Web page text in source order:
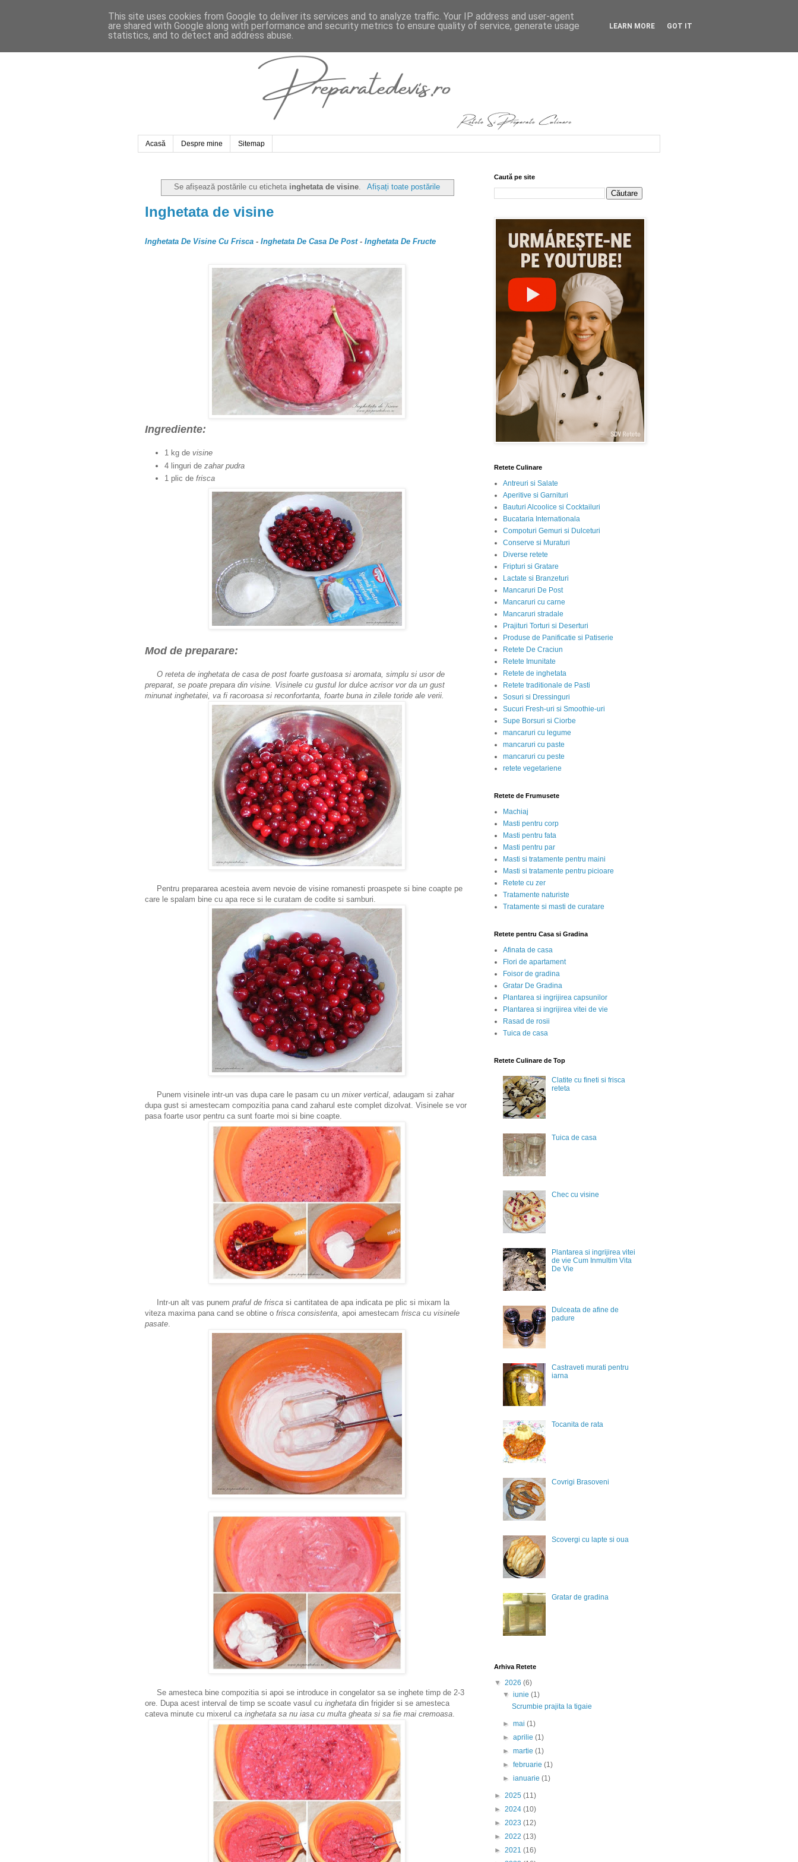
Acasă Despre mine Sitemap
Se afișează postările cu eticheta inghetata de visine. Afișați toate postările
Inghetata de visine
Inghetata De Visine Cu Frisca - Inghetata De Casa De Post- Inghetata De Fructe
Ingrediente:
1 kg de visine
4 linguri de zahar pudra
1 plic de frisca
Mod de preparare:
O reteta de inghetata de casa de post foarte gustoasa si aromata, simplu si usor de
preparat, se poate prepara din visine. Visinele cu gustul lor dulce acrisor vor da un gust
minunat inghetatei, va fi racoroasa si reconfortanta, foarte buna in zilele toride ale verii.
Pentru prepararea acesteia avem nevoie de visine romanesti proaspete si bine coapte pe
care le spalam bine cu apa rece si le curatam de codite si samburi.
Punem visinele intr-un vas dupa care le pasam cu un mixer vertical , adaugam si zahar
dupa gust si amestecam compozitia pana cand zaharul este complet dizolvat. Visinele se vor
pasa foarte usor pentru ca sunt foarte moi si bine coapte.
Intr-un alt vas punem praful de frisca si cantitatea de apa indicata pe plic si mixam la
viteza maxima pana cand se obtine o frisca consistenta , apoi amestecam frisca cu visinele
pasate
Se amesteca bine compozitia si apoi se introduce in congelator sa se inghete timp de 2-3
ore. Dupa acest interval de timp se scoate vasul cu inghetata din frigider si se amesteca
cateva minute cu mixerul ca inghetata sa nu iasa cu multa gheata si sa fie mai cremoasa
Caută pe site
Retete Culinare
Antreuri si Salate
Aperitive si Garnituri
Bauturi Alcoolice si Cocktailuri
Bucataria Internationala
Compoturi Gemuri si Dulceturi
Conserve si Muraturi
Diverse retete
Fripturi si Gratare
Lactate si Branzeturi
Mancaruri De Post
Mancaruri cu carne
Mancaruri stradale
Prajituri Torturi si Deserturi
Produse de Panificatie si Patiserie
Retete De Craciun
Retete Imunitate
Retete de inghetata
Retete traditionale de Pasti
Sosuri si Dressinguri
Sucuri Fresh-uri si Smoothie-uri
Supe Borsuri si Ciorbe
mancaruri cu legume
mancaruri cu paste
mancaruri cu peste
retete vegetariene
Retete de Frumusete
Machiaj
Masti pentru corp
Masti pentru fata
Masti pentru par
Masti si tratamente pentru maini
Masti si tratamente pentru picioare
Retete cu zer
Tratamente naturiste
Tratamente si masti de curatare
Retete pentru Casa si Gradina
Afinata de casa
Flori de apartament
Foisor de gradina
Gratar De Gradina
Plantarea si ingrijirea capsunilor
Plantarea si ingrijirea vitei de vie
Rasad de rosii
Tuica de casa
Retete Culinare de Top
Clatite cu fineti si frisca
reteta
Tuica de casa
Chec cu visine
Plantarea si ingrijirea vitei
de vie Cum Inmultim Vita
De Vie
Dulceata de afine de
padure
Castraveti murati pentru
iarna
Tocanita de rata
Covrigi Brasoveni
Scovergi cu lapte si oua
Gratar de gradina
Arhiva Retete
▼ 2026 (6)
▼iunie(1)
Scrumbie prajita la tigaie
►mai(1)
►aprilie(1)
►martie(1)
►februarie(1)
►ianuarie(1)
► 2025 (11)
► 2024 (10)
► 2023 (12)
► 2022 (13)
► 2021 (16)
This site uses cookies from Google to deliver its services and to analyze traffic. Your IP address and user-agent
are shared with Google along with performance and security metrics to ensure quality of service, generate usage
statistics, and to detect and address abuse.
LEARN MORE GOT IT